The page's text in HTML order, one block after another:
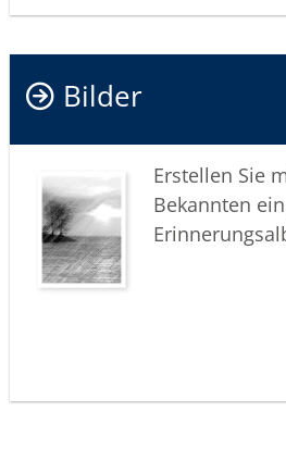
Gedenkseite
Ihr Team vom
Bilder
Erstellen Sie
Bekannten